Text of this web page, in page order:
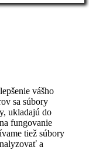
vášho
sa súbory
ukladajú do
fungovanie
tiež súbory
a